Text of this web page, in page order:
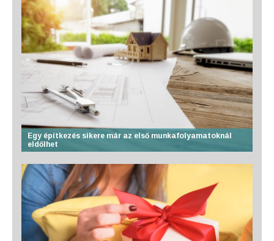
Egy építkezés sikere már az első munkafolyamatoknál
eldőlhet